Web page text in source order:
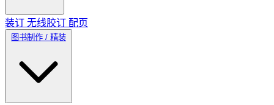
装订 无线胶订 配页
图书制作 / 精装